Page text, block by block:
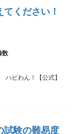
ください！
数
ハピわん！【公式】
試験の難易度